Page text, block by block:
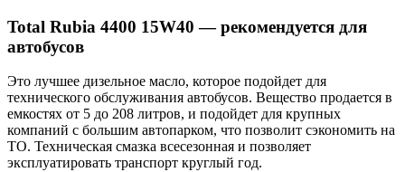
Total Rubia 4400 15W40 — рекомендуется для
автобусов
Это лучшее дизельное масло, которое подойдет для
технического обслуживания автобусов. Вещество продается в
емкостях от 5 до 208 литров, и подойдет для крупных
компаний с большим автопарком, что позволит сэкономить на
ТО. Техническая смазка всесезонная и позволяет
эксплуатировать транспорт круглый год.